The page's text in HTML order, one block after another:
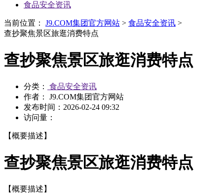
食品安全资讯
当前位置： J9.COM集团官方网站 > 食品安全资讯 >
查抄聚焦景区旅逛消费特点
查抄聚焦景区旅逛消费特点
分类：
食品安全资讯
作者： J9.COM集团官方网站
发布时间： 2026-02-24 09:32
访问量：
【概要描述】
查抄聚焦景区旅逛消费特点
【概要描述】